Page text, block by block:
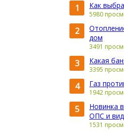
1 Как
5980
2
дом
3491
3 Какая
3395
4 Газ
1942
5
Новинка
ОПС и
1531